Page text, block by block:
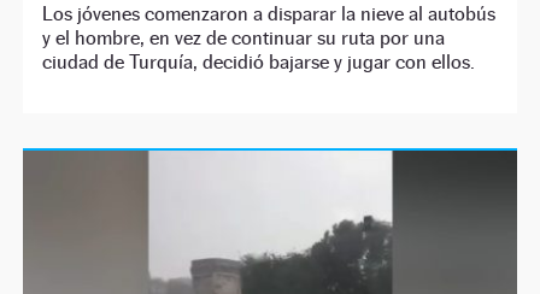
Los jóvenes comenzaron a disparar la nieve al autobús
y el hombre, en vez de continuar su ruta por una
ciudad de Turquía, decidió bajarse y jugar con ellos.